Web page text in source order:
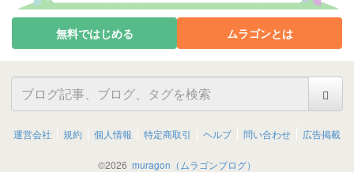
無料ではじめる ムラゴンとは
運営会社 規約 個人情報 特定商取引 ヘルプ 問い合わせ 広告掲載
©2026 muragon（ムラゴンブログ）